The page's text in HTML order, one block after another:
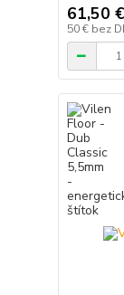
61,50 €
50 € bez